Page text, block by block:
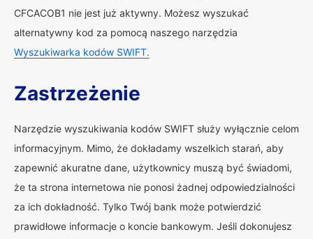
CFCACOB1 nie jest już aktywny. Możesz wyszukać
alternatywny kod za pomocą naszego narzędzia
Wyszukiwarka kodów SWIFT.
Zastrzeżenie
Narzędzie wyszukiwania kodów SWIFT służy wyłącznie celom
informacyjnym. Mimo, że dokładamy wszelkich starań, aby
zapewnić akuratne dane, użytkownicy muszą być świadomi,
że ta strona internetowa nie ponosi żadnej odpowiedzialności
za ich dokładność. Tylko Twój bank może potwierdzić
prawidłowe informacje o koncie bankowym. Jeśli dokonujesz